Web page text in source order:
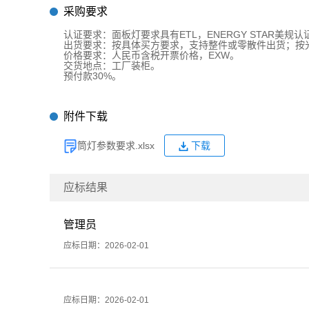
采购要求
认证要求：面板灯要求具有ETL，ENERGY STAR美规认
出货要求：按具体买方要求，支持整件或零散件出货；按
价格要求：人民币含税开票价格，EXW。
交货地点：工厂装柜。
预付款30%。
附件下载
筒灯参数要求.xlsx 下载
应标结果
管理员
应标日期：2026-02-01
应标日期：2026-02-01